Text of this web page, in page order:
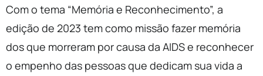
Com o tema “Memória e Reconhecimento”, a
edição de 2023 tem como missão fazer memória
dos que morreram por causa da AIDS e reconhecer
o empenho das pessoas que dedicam sua vida a